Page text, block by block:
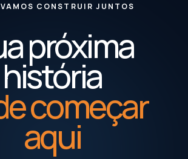
VAMOS CONSTRUIR JUNTOS
próxima
história
começar
aqui